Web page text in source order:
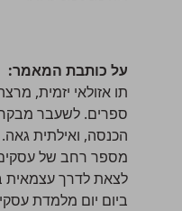
על כותבת המאמר:
תו אזולאי יזמית,
ספרים. לשעבר
הכנסה, ואילתית
מספר רחב של עסקים
לצאת לדרך עצמאית
ביום יום מלמדת